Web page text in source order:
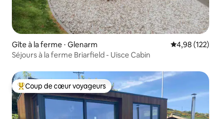
Gîte à la ferme ⋅ Glenarm Évaluation
4,98 (122)
Séjours à la ferme Briarfield - Uisce Cabin
Coups de cœur voyageurs les plus appréciés
Coup de cœur voyageurs